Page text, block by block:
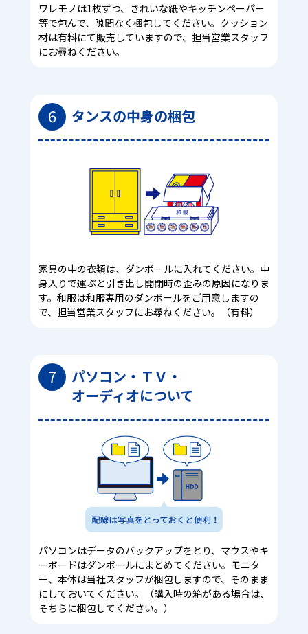
ワレモノは1枚ずつ、きれいな紙やキッチンペーパー
等で包んで、隙間なく梱包してください。クッション
材は有料にて販売していますので、担当営業スタッフ
にお尋ねください。
6 タンスの中身の梱包
家具の中の衣類は、ダンボールに入れてください。中
身入りで運ぶと引き出し開閉時の歪みの原因になりま
す。和服は和服専用のダンボールをご用意しますの
で、担当営業スタッフにお尋ねください。（有料）
7
パソコン・ＴＶ・
オーディオについて
パソコンはデータのバックアップをとり、マウスやキ
ーボードはダンボールにまとめてください。モニタ
ー、本体は当社スタッフが梱包しますので、そのまま
にしておいてください。（購入時の箱がある場合は、
そちらに梱包してください。）